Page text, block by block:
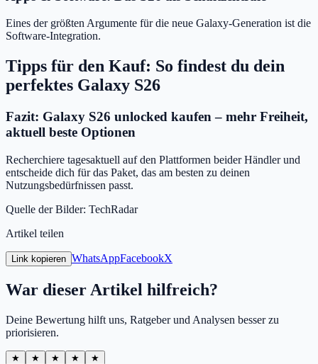
Eines der größten Argumente für die neue Galaxy-Generation ist die
Software-Integration.
Tipps für den Kauf: So findest du dein
perfektes Galaxy S26
Fazit: Galaxy S26 unlocked kaufen – mehr Freiheit,
aktuell beste Optionen
Recherchiere tagesaktuell auf den Plattformen beider Händler und
entscheide dich für das Paket, das am besten zu deinen
Nutzungsbedürfnissen passt.
Quelle der Bilder: TechRadar
Artikel teilen
Link kopieren WhatsAppFacebookX
War dieser Artikel hilfreich?
Deine Bewertung hilft uns, Ratgeber und Analysen besser zu
priorisieren.
★ ★ ★ ★ ★